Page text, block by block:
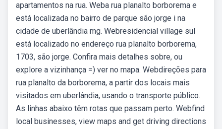
apartamentos na rua. Weba rua planalto borborema e
está localizada no bairro de parque são jorge i na
cidade de uberlândia mg. Webresidencial village sul
está localizado no endereço rua planalto borborema,
1703, são jorge. Confira mais detalhes sobre, ou
explore a vizinhança =) ver no mapa. Webdireções para
rua planalto da borborema, a partir dos locais mais
visitados em uberlândia, usando o transporte público.
As linhas abaixo têm rotas que passam perto. Webfind
local businesses, view maps and get driving directions